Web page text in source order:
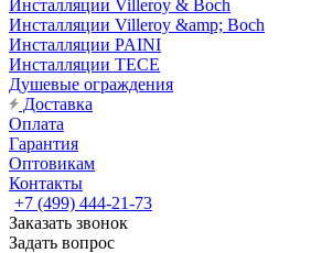
Инсталляции Villeroy & Boch
Инсталляции Villeroy &amp; Boch
Инсталляции PAINI
Инсталляции TECE
Душевые ограждения
Доставка
Оплата
Гарантия
Оптовикам
Контакты
+7 (499) 444-21-73
Заказать звонок
Задать вопрос